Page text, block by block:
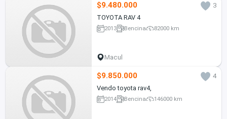
$9.480.000
3
TOYOTA RAV 4
2013 Bencina 82000 km
Macul
$9.850.000
4
Vendo toyota rav4,
2014 Bencina 146000 km